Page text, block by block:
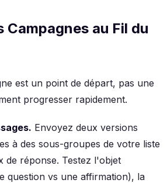
Campagnes au Fil du
est un point de départ, pas une
progresser rapidement.
Envoyez deux versions
à des sous-groupes de votre liste
de réponse. Testez l'objet
question vs une affirmation), la